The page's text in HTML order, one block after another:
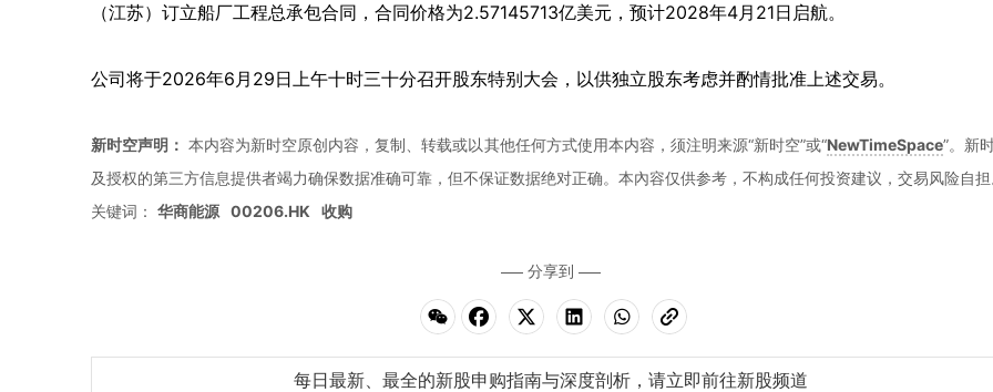
（江苏）订立船厂工程总承包合同，合同价格为2.57145713亿美元，预计2028年4月21日启航。
公司将于2026年6月29日上午十时三十分召开股东特别大会，以供独立股东考虑并酌情批准上述交易。
新时空声明： 本内容为新时空原创内容，复制、转载或以其他任何方式使用本内容，须注明来源“新时空”或“NewTimeSpace”。新
及授权的第三方信息提供者竭力确保数据准确可靠，但不保证数据绝对正确。本內容仅供参考，不构成任何投资建议，交易风险自
关键词： 华商能源 00206.HK 收购
分享到
每日最新、最全的新股申购指南与深度剖析，请立即前往新股频道